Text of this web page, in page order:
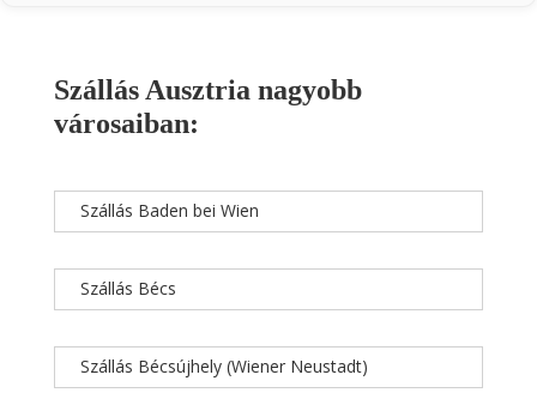
Szállás Ausztria nagyobb
városaiban:
Szállás Baden bei Wien
Szállás Bécs
Szállás Bécsújhely (Wiener Neustadt)